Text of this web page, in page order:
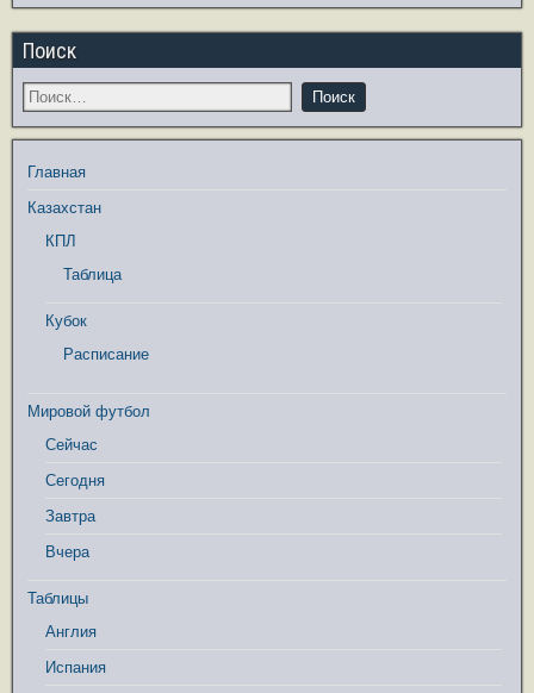
Поиск
Главная
Казахстан
КПЛ
Таблица
Кубок
Расписание
Мировой футбол
Сейчас
Сегодня
Завтра
Вчера
Таблицы
Англия
Испания